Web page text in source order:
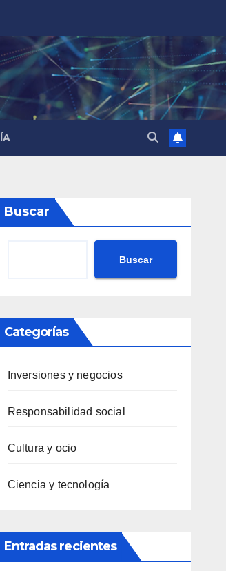
Buscar
Buscar
Categorías
Inversiones y negocios
Responsabilidad social
Cultura y ocio
Ciencia y tecnología
Entradas recientes